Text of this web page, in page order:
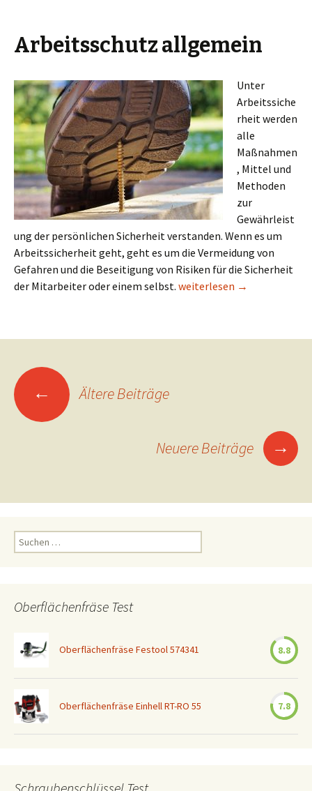
Arbeitsschutz allgemein
Unter
Arbeitssiche
rheit werden
alle
Maßnahmen
, Mittel und
Methoden
zur
Gewährleist
ung der persönlichen Sicherheit verstanden. Wenn es um
Arbeitssicherheit geht, geht es um die Vermeidung von
Gefahren und die Beseitigung von Risiken für die Sicherheit
der Mitarbeiter oder einem selbst. Arbeitsschutz hat Priorität
weiterlesen →
Beitragsnavigation
← Ältere Beiträge
Neuere Beiträge →
Suchen
nach:
Oberflächenfräse Test
Oberflächenfräse Festool 574341 8.8
Oberflächenfräse Einhell RT-RO 55 7.8